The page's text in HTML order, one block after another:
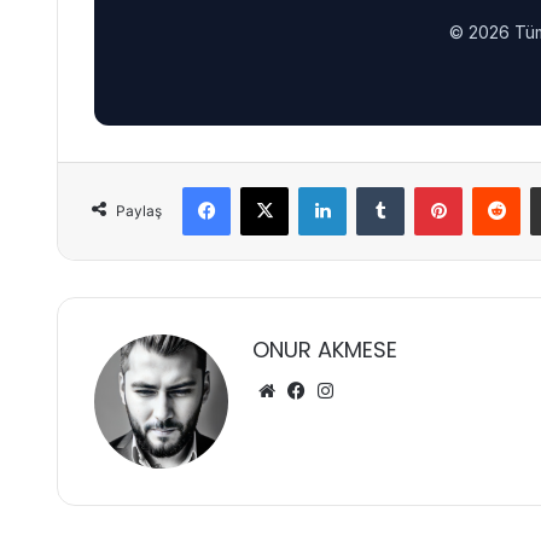
© 2026
Paylaş
Facebook LinkedIn Tumblr Pinterest
ONUR AKMESE
WebFacebook